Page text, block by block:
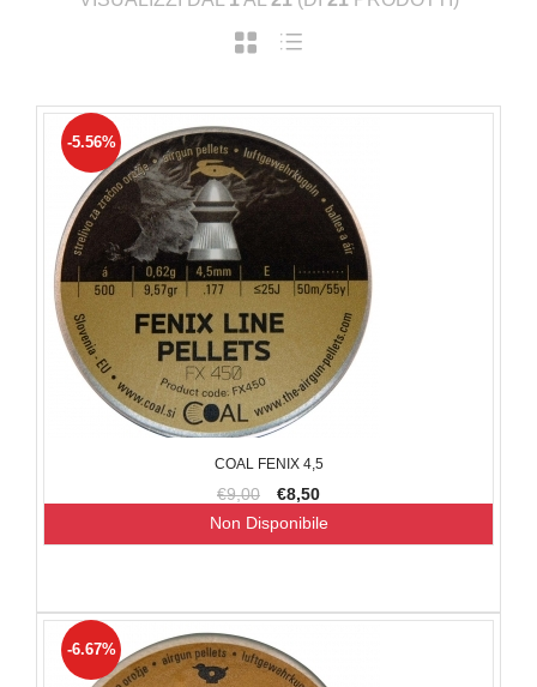
COAL FENIX 4,5
€9,00 €8,50
-5.56%
Non Disponibile
-6.67%